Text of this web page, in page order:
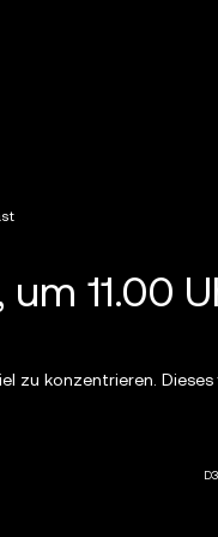
11.00
zu konzentrieren.